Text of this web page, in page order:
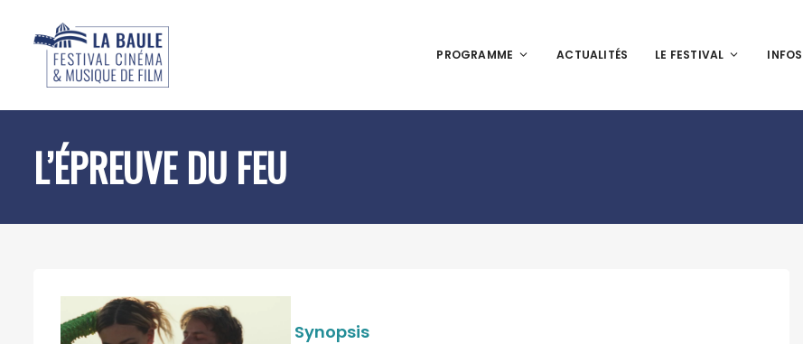
PROGRAMME ACTUALITÉS LE FESTIVAL INFOS
L’ÉPREUVE DU FEU
Synopsis